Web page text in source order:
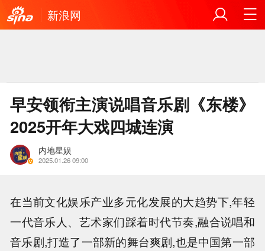
新浪网
早安领衔主演说唱音乐剧《东楼》
2025开年大戏四城连演
内地星娱
2025.01.26 09:00
在当前文化娱乐产业多元化发展的大趋势下,年轻
一代音乐人、艺术家们踩着时代节奏,融合说唱和
音乐剧,打造了一部新的舞台爽剧,也是中国第一部